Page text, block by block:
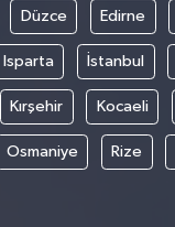
Düzce Edirne
Isparta İstanbul
Kırşehir Kocaeli
Osmaniye Rize